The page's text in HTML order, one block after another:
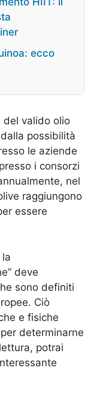
ecco
del valido olio
possibilità
le aziende
i consorzi
nel
raggiungono
essere
la
deve
sono definiti
Ciò
e fisiche
per determinarne
potrai